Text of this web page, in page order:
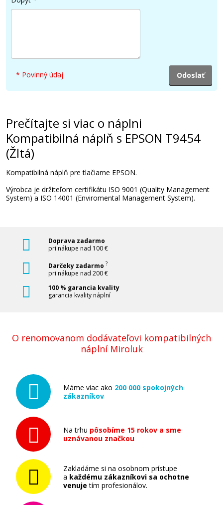
Kompatibilná náplň s EPSON T9453
Kompatibilná náplň
41,90 €
Kompatibilná náplň s EPSON T9451
Kompatibilná náplň
41,90 €
Kompatibilná náplň s EPSON T9452
Kompatibilná náplň
* Povinný údaj
Prečítajte si viac o náplni
Kompatibilná náplň s EPSON T9454
(Žltá)
Kompatibilná náplň pre tlačiarne EPSON.
Výrobca je držiteľom certifikátu ISO 9001 (Quality Management
System) a ISO 14001 (Enviromental Management System).
Doprava zadarmo
pri nákupe nad 100 €
Darčeky zadarmo ?
pri nákupe nad 200 €
100 % garancia kvality
garancia kvality náplní
O renomovanom dodávateľovi kompatibilných
náplní Miroluk
Máme viac ako 200 000 spokojných
zákazníkov
Na trhu pôsobíme 15 rokov a sme
uznávanou značkou
Zakladáme si na osobnom prístupe
a každému zákazníkovi sa ochotne
venuje tím profesionálov.